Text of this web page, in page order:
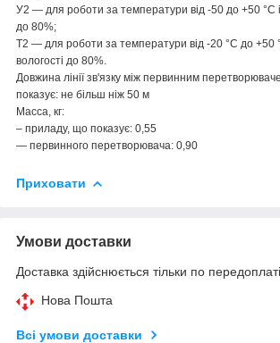
У2 — для роботи за температури від -50 до +50 °C і
до 80%;
Т2 — для роботи за температури від -20 °C до +50
вологості до 80%.
Довжина лінії зв'язку між первинним
показує: не більш ніж 50 м
Масса, кг:
– приладу, що показує: 0,55
— первинного перетворювача: 0,90
Приховати
Умови доставки
Доставка здійснюється тільки по передоплаті.
Нова Пошта
Всі умови доставки